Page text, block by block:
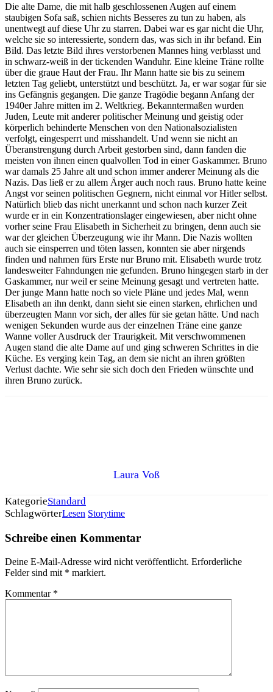
Die alte Dame, die mit halb geschlossenen Augen auf einem
staubigen Sofa saß, schien nichts Besseres zu tun zu haben, als
unentwegt auf diese Uhr zu starren. Dabei war es gar nicht die Uhr,
welche sie so interessierte, sondern das, was sich in ihr befand. Ein
Bild. Das letzte Bild ihres verstorbenen Mannes hing verblasst und
in schwarz-weiß in der tickenden Wanduhr. Eine kleine Träne rollte
über die graue Haut der Frau. Ihr Mann hatte sie bis zu seinem
letzten Tag geliebt, unterstützt und beschützt. Ja, er war sogar für sie
ins Gefängnis gegangen. Die ganze Tragödie begann Anfang der
1940er Jahre mitten im 2. Weltkrieg. Bekanntermaßen wurden
Juden, Leute mit anderer politischer Meinung und geistig oder
körperlich behinderte Menschen von den Nationalsozialisten
verfolgt, eingesperrt und misshandelt. Und wenn sie nicht an
Überanstrengung durch Arbeit gestorben sind, dann fanden die
meisten von ihnen einen qualvollen Tod in einer Gaskammer. Bruno
war damals 25 Jahre alt und schon immer anderer Meinung als die
Nazis. Das ließ er zu allem Ärger auch noch raus. Bruno hatte keine
Angst vor seinen politischen Gegnern, nicht einmal vor Hitler selbst.
Natürlich blieb das nicht unerkannt und schon nach kurzer Zeit
wurde er in ein Konzentrationslager eingewiesen, aber nicht ohne
vorher seine Frau Elisabeth in Sicherheit zu bringen, denn auch sie
war der gleichen Überzeugung wie ihr Mann. Die Nazis wollten
auch sie einsperren und töten lassen, konnten sie aber nirgends
finden und nahmen fürs Erste nur Bruno mit. Elisabeth wurde trotz
landesweiter Fahndungen nie gefunden. Bruno hingegen starb in der
Gaskammer, nur weil er seine Meinung gesagt und vertreten hatte.
Der junge Mann hatte noch so viele Pläne und jedes Mal, wenn
Elisabeth an ihn denkt, dann sieht sie einen starken, ehrlichen und
überzeugten Mann vor sich, der alles für sie getan hätte. Und nach
wenigen Sekunden wurde aus der einzelnen Träne eine ganze
Wanne voller Ausdruck der Traurigkeit. Mit verschwommenen
Augen stand die alte Dame auf und ging schweren Schrittes in die
Küche. Es verging kein Tag, an dem sie nicht an ihren größten
Verlust dachte. Wie sehr sie sich doch den Frieden wünschte und
ihren Bruno zurück.
Laura Voß
KategorieStandard
SchlagwörterLesen Storytime
Schreibe einen Kommentar
Deine E-Mail-Adresse wird nicht veröffentlicht. Erforderliche
Felder sind mit * markiert.
Kommentar *